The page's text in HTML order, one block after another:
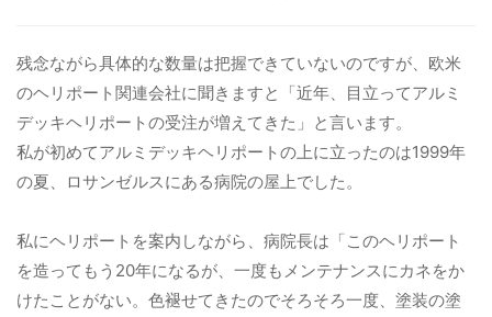
自治体関係者の方
設計及び建築関係者の方
残念ながら具体的な数量は把握できていないのですが、欧米
のヘリポート関連会社に聞きますと「近年、目立ってアルミ
デッキヘリポートの受注が増えてきた」と言います。
私が初めてアルミデッキヘリポートの上に立ったのは1999年
の夏、ロサンゼルスにある病院の屋上でした。
私にヘリポートを案内しながら、病院長は「このヘリポート
を造ってもう20年になるが、一度もメンテナンスにカネをか
けたことがない。色褪せてきたのでそろそろ一度、塗装の塗